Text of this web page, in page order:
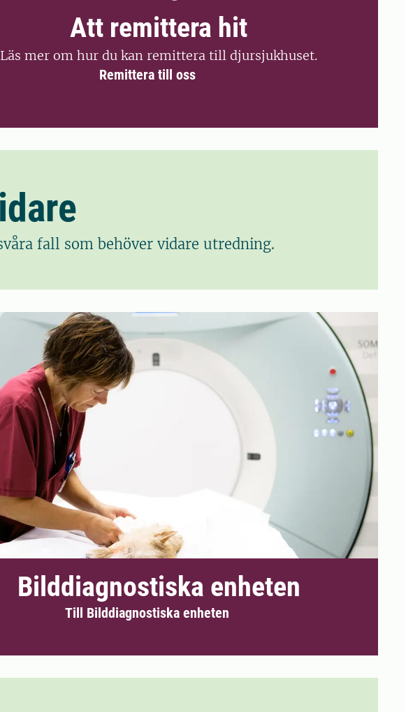
Att remittera hit
Läs mer om hur du kan remittera till djursjukhuset.
Remittera till oss
fall som behöver vidare utredning.
Bilddiagnostiska enheten
Till Bilddiagnostiska enheten